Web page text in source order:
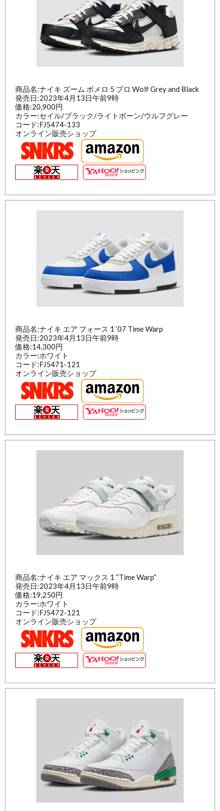
商品名:ナイキ ズーム ボメロ 5 プロ Wolf Grey and Black
発売日:2023年4月13日午前9時
価格:20,900円
カラー:セイル/ブラック/ライトボーン/ウルフグレー
コード:FJ5474-133
オンライン販売ショップ
商品名:ナイキ エア フォース 1 ’07 Time Warp
発売日:2023年4月13日午前9時
価格:14,300円
カラー:ホワイト
コード:FJ5471-121
オンライン販売ショップ
商品名:ナイキ エア マックス 1 “Time Warp”
発売日:2023年4月13日午前9時
価格:19,250円
カラー:ホワイト
コード:FJ5472-121
オンライン販売ショップ